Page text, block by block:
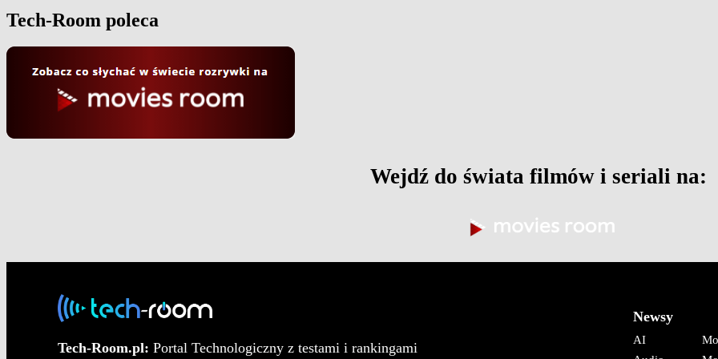
Tech-Room poleca
Wejdź do świata filmów i seriali na:
Tech-Room.pl: Portal Technologiczny z testami i rankingami
Newsy
AI